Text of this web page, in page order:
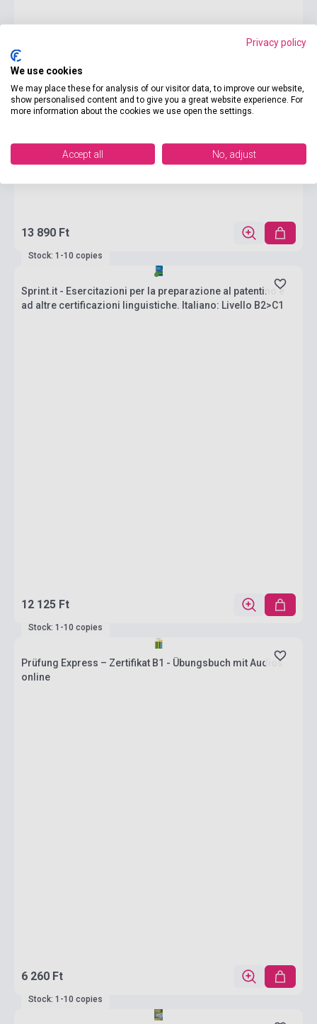
13 890 Ft
Stock: 1-10 copies
Sprint.it - Esercitazioni per la preparazione al patentino e
ad altre certificazioni linguistiche. Italiano: Livello B2>C1
12 125 Ft
Stock: 1-10 copies
Prüfung Express – Zertifikat B1 - Übungsbuch mit Audios
online
6 260 Ft
Stock: 1-10 copies
Privacy policy
We use cookies
We may place these for analysis of our visitor data, to improve our website,
show personalised content and to give you a great website experience. For
more information about the cookies we use open the settings.
Accept all No, adjust